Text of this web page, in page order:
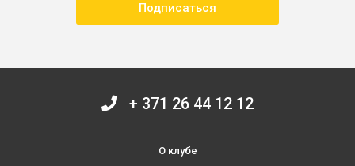
Подписаться
+ 371 26 44 12 12
О клубе